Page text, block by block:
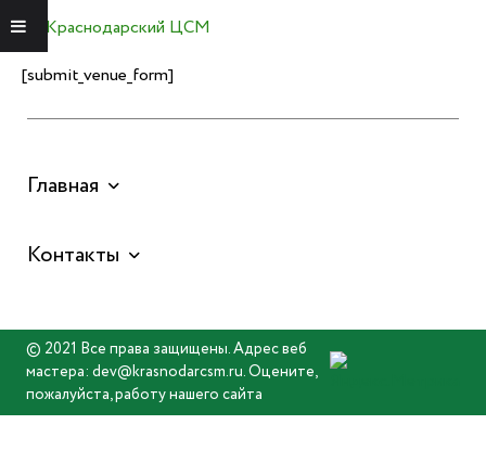
[submit_venue_form]
Главная
Контакты
© 2021 Все права защищены. Адрес веб
мастера: dev@krasnodarcsm.ru. Оцените,
пожалуйста, работу нашего сайта
Краснодарский ЦСМ